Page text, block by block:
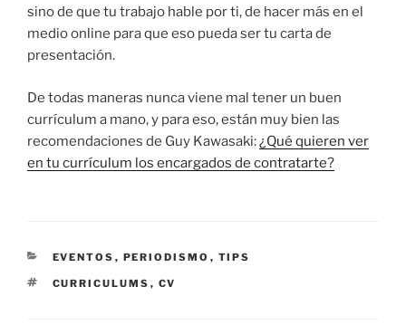
sino de que tu trabajo hable por ti, de hacer más en el
medio online para que eso pueda ser tu carta de
presentación.
De todas maneras nunca viene mal tener un buen
currículum a mano, y para eso, están muy bien las
recomendaciones de Guy Kawasaki:¿Qué quieren ver
en tu currículum los encargados de contratarte?
CATEGORÍAS
EVENTOS , PERIODISMO , TIPS
ETIQUETAS
CURRICULUMS , CV